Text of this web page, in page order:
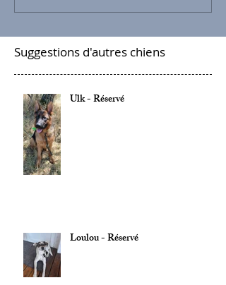
Suggestions d'autres chiens
Ulk - Réservé
Loulou - Réservé